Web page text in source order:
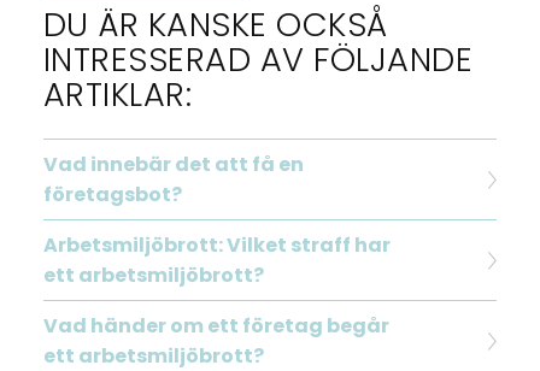
DU ÄR KANSKE OCKSÅ
INTRESSERAD AV FÖLJANDE
ARTIKLAR:
Vad innebär det att få en
företagsbot?
Arbetsmiljöbrott: Vilket straff har
ett arbetsmiljöbrott?
Vad händer om ett företag begår
ett arbetsmiljöbrott?